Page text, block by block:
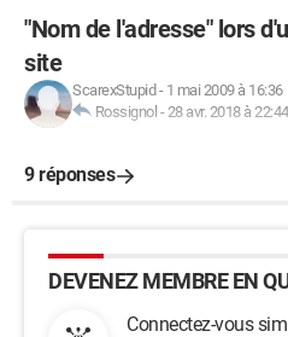
"Nom de l'adresse" lors
site
ScarexStupid - 1 mai 2009 à 16:36
Rossignol -28 avr. 2018 à 22:44
9 réponses
DEVENEZ MEMBRE EN
Connectez-vous